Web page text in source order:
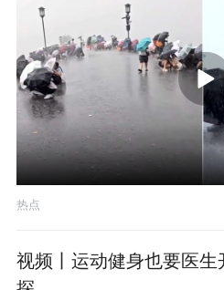
热点
视频丨运动健身也要医